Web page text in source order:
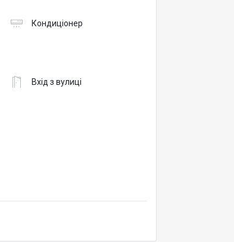
Кондиціонер
Вхід з вулиці